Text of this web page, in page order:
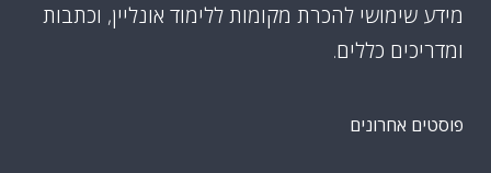
מידע שימושי להכרת מקומות ללימוד אונליין, וכתבות
ומדריכים כללים.
פוסטים אחרונים